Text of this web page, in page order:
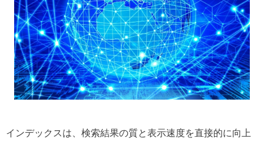
インデックスは、検索結果の質と表示速度を直接的に向上